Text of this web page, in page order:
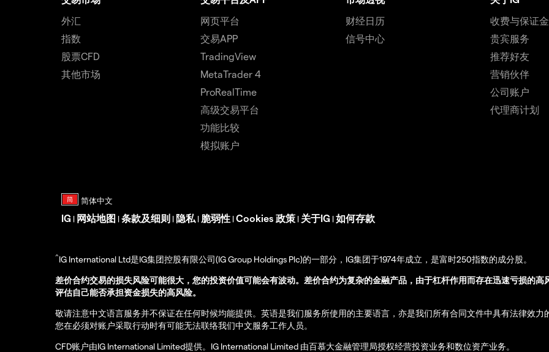
外汇
指数
股票CFD
其他市场
网页平台
交易APP
TradingView
MetaTrader 4
ProRealTime
高级交易平台
功能比较
模拟账户
财经日历
信号中心
收费与保证金
贵宾服务
推荐好友
营销伙伴
公司账户
代理商计划
IG | 网站地图 | 条款及细则 | 隐私 | 脆弱性 | Cookies 政策 | 关于IG | 如何存款
^IG International Ltd是IG集团控股有限公司(IG Group Holdings Plc)的一部分，IG集团于1974年成立，是富时250指数的成分股。
差价合约交易的损失风险可能很大，您的投资价值可能会有波动。差价合约为复杂的金融产品，由于杠杆作用而存在迅速亏损的
评估自己能否承担资金损失的高风险。
敬请注意中文语言服务并不保证在任何时候均能提供。英语是我们服务所使用的主要语言，亦是我们所有合同文件中具有法律效力
您在必须对账户采取行动时有可能无法联络我们中文服务工作人员。
CFD账户由IG International Limited提供。IG International Limited 由百慕大金融管理局授权经营投资业务和数位资产业务。